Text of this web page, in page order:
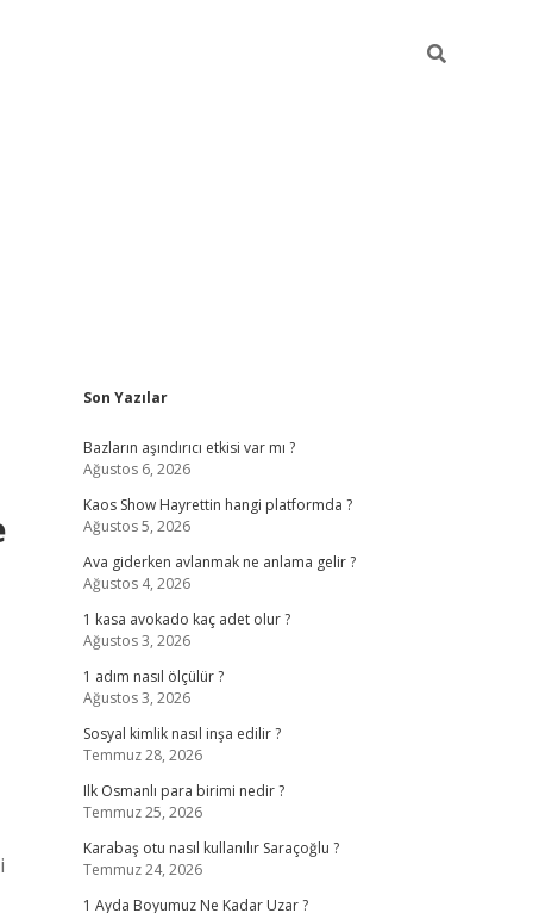
Sidebar
Son Yazılar
Bazların aşındırıcı etkisi var mı ?
Ağustos 6, 2026
Kaos Show Hayrettin hangi platformda ?
Ağustos 5, 2026
Ava giderken avlanmak ne anlama gelir ?
Ağustos 4, 2026
1 kasa avokado kaç adet olur ?
Ağustos 3, 2026
1 adım nasıl ölçülür ?
Ağustos 3, 2026
Sosyal kimlik nasıl inşa edilir ?
Temmuz 28, 2026
Ilk Osmanlı para birimi nedir ?
Temmuz 25, 2026
Karabaş otu nasıl kullanılır Saraçoğlu ?
Temmuz 24, 2026
1 Ayda Boyumuz Ne Kadar Uzar ?